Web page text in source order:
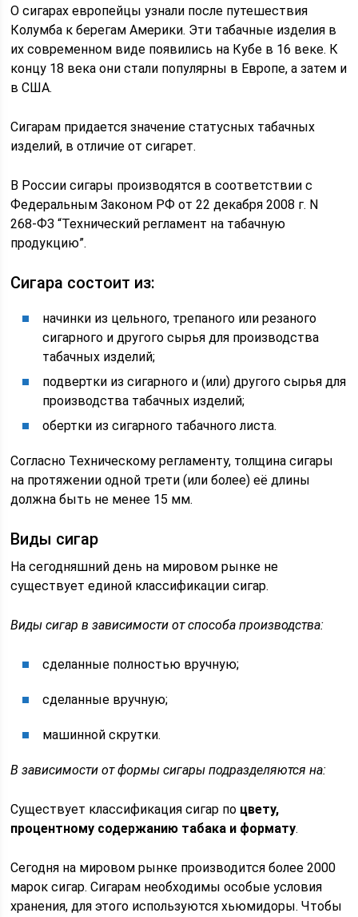
О сигарах европейцы узнали после путешествия
Колумба к берегам Америки. Эти табачные изделия в
их современном виде появились на Кубе в 16 веке. К
концу 18 века они стали популярны в Европе, а затем и
в США.
Сигарам придается значение статусных табачных
изделий, в отличие от сигарет.
В России сигары производятся в соответствии с
Федеральным Законом РФ от 22 декабря 2008 г. N
268-ФЗ “Технический регламент на табачную
продукцию”.
Сигара состоит из:
начинки из цельного, трепаного или резаного
сигарного и другого сырья для производства
табачных изделий;
подвертки из сигарного и (или) другого сырья для
производства табачных изделий;
обертки из сигарного табачного листа.
Согласно Техническому регламенту, толщина сигары
на протяжении одной трети (или более) её длины
должна быть не менее 15 мм.
Виды сигар
На сегодняшний день на мировом рынке не
существует единой классификации сигар.
Виды сигар в зависимости от способа производства:
сделанные полностью вручную;
сделанные вручную;
машинной скрутки.
В зависимости от формы сигары подразделяются на:
Существует классификация сигар по цвету,
процентному содержанию табака и формату.
Сегодня на мировом рынке производится более 2000
марок сигар. Сигарам необходимы особые условия
хранения, для этого используются хьюмидоры. Чтобы